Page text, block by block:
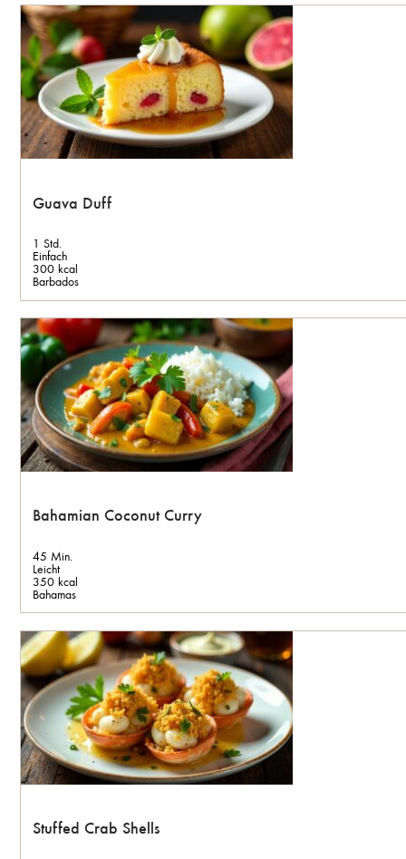
Guava Duff
1 Std.
Einfach
300 kcal
Barbados
Bahamian Coconut Curry
45 Min.
Leicht
350 kcal
Bahamas
Stuffed Crab Shells